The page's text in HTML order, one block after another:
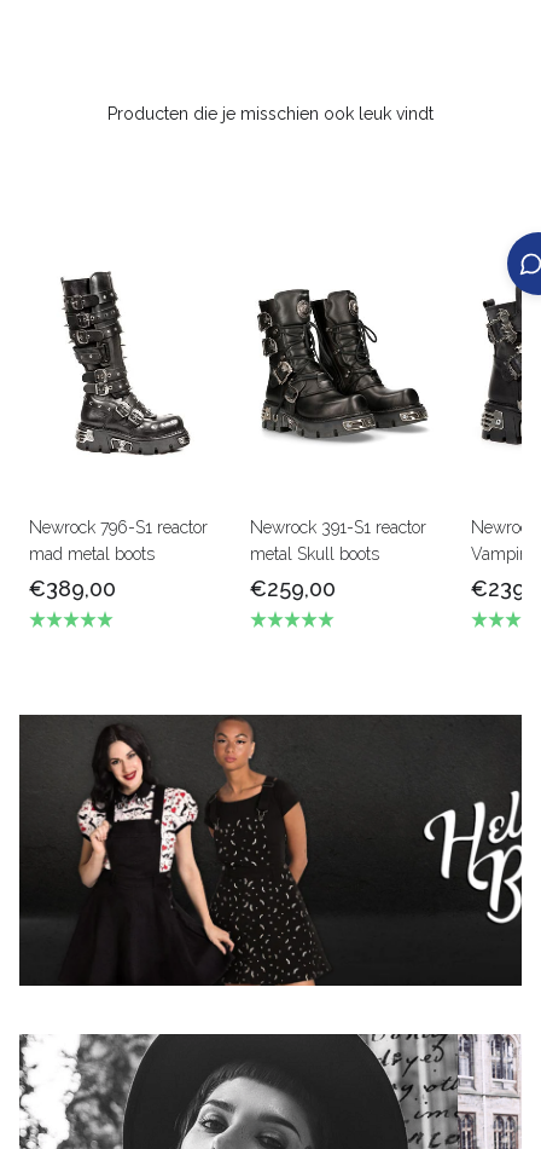
Producten die je misschien ook leuk vindt
Newrock 796-S1 reactor
mad metal boots
€389,00
Newrock 391-S1 reactor
metal Skull boots
€259,00
Vampire